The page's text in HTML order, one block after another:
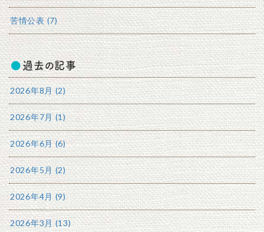
苦情公表 (7)
過去の記事
2026年8月 (2)
2026年7月 (1)
2026年6月 (6)
2026年5月 (2)
2026年4月 (9)
2026年3月 (13)